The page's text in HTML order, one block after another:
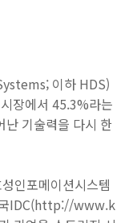
이하 HDS)
장에서 45.3%라는
난 기술력을 다시 한
인포메이션시스템
IDC(http://www.k